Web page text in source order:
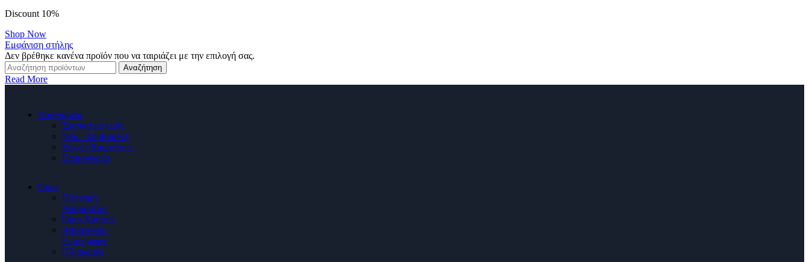
Discount 10%
Shop Now
Εμφάνιση στήλης
Δεν βρέθηκε κανένα προϊόν που να ταιριάζει με την επιλογή σας.
Αναζήτηση
Read More
Βοηθήματα
Σχετικά με εμάς
Νέα - Συμβουλές
Συχνές Ερωτήσεις
Επικοινωνία
Όροι
Πολιτική
Απορρήτου
Όροι Χρήσης
Αποστολές -
Επιστροφές
Πληρωμές